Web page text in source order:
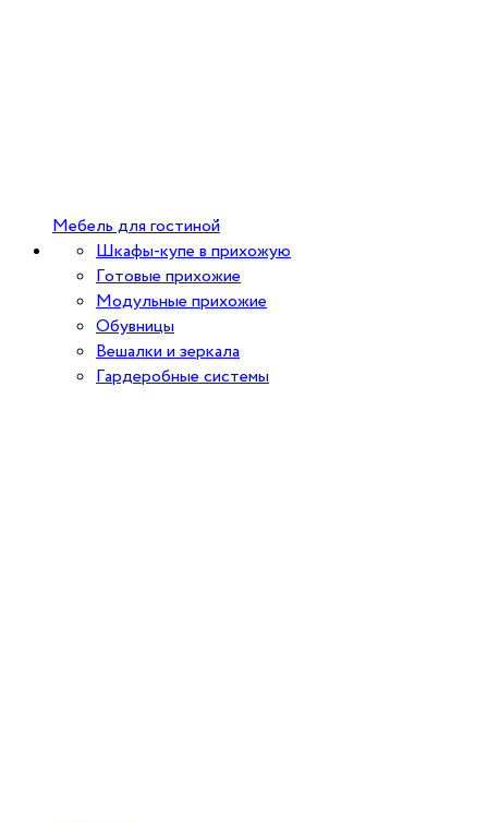
Мебель для гостиной
Шкафы-купе в прихожую
Готовые прихожие
Модульные прихожие
Обувницы
Вешалки и зеркала
Гардеробные системы